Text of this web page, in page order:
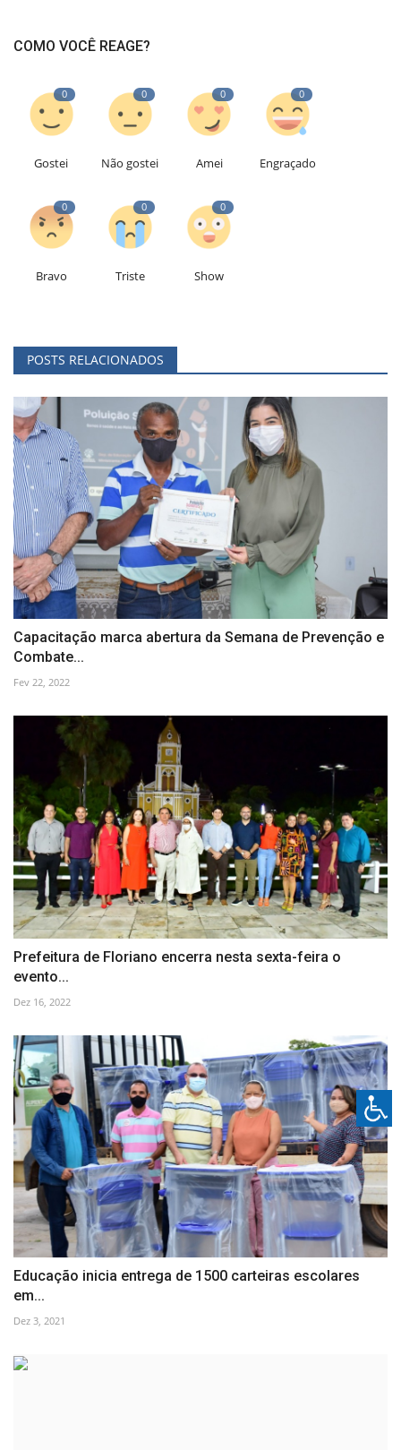
COMO VOCÊ REAGE?
0
Gostei
0
Não gostei
0
Amei
0
Engraçado
0
Bravo
0
Triste
0
Show
POSTS RELACIONADOS
Capacitação marca abertura da Semana de Prevenção e
Combate...
Fev 22, 2022
Prefeitura de Floriano encerra nesta sexta-feira o
evento...
Dez 16, 2022
Educação inicia entrega de 1500 carteiras escolares
em...
Dez 3, 2021